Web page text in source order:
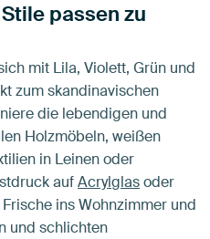
passen zu
mit Lila, Violett, Grün und
zum skandinavischen
die lebendigen und
Holzmöbeln, weißen
in Leinen oder
aufAcrylglasoder
ins Wohnzimmer und
und schlichten